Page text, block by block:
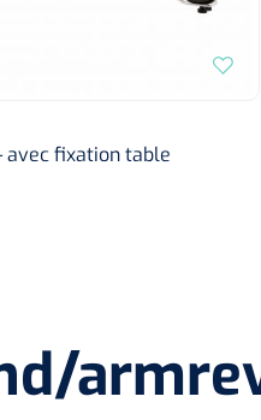
avec fixation table